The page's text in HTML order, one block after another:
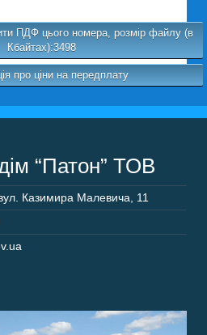
ПДФ цього номера, розмір файлу (в
Кбайтах):3498
про ціни на передплату
“Патон” ТОВ
Казимира Малевича, 11